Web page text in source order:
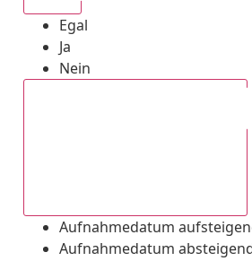
Egal
Ja
Nein
Aufnahmedatum
Aufnahmedatum